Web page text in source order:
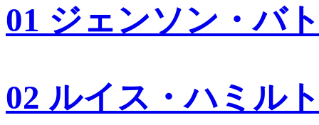
01 ジェンソン・バ
02 ルイス・ハミル